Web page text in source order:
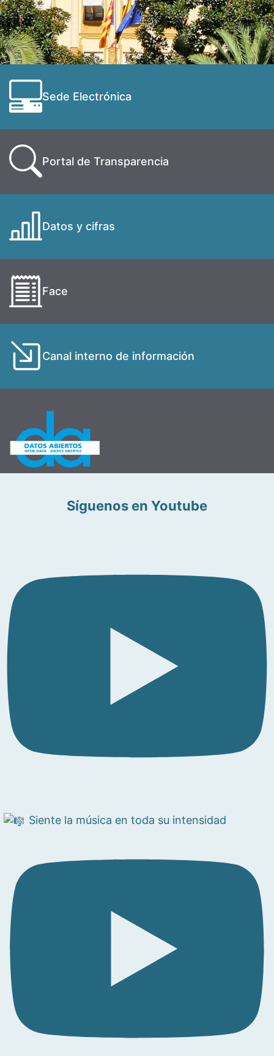
Sede Electrónica
Portal de Transparencia
Datos y cifras
Face
Canal interno de información
Síguenos en Youtube
Siente la música en toda su intensidad